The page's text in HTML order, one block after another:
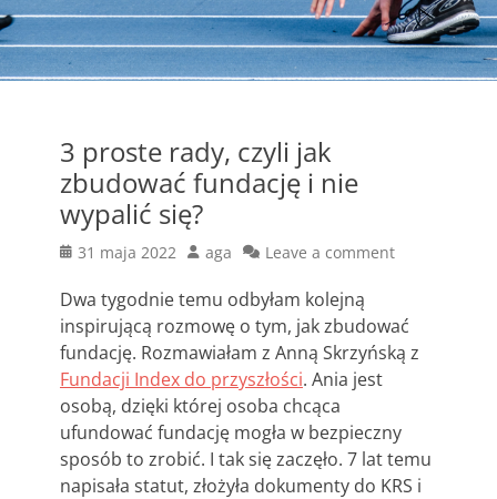
3 proste rady, czyli jak
zbudować fundację i nie
wypalić się?
Posted
31 maja 2022 Author
aga Leave a comment
Dwa tygodnie temu odbyłam kolejną
inspirującą rozmowę o tym, jak zbudować
fundację. Rozmawiałam z Anną Skrzyńską z
Fundacji Index do przyszłości. Ania jest
osobą, dzięki której osoba chcąca
ufundować fundację mogła w bezpieczny
sposób to zrobić. I tak się zaczęło. 7 lat temu
napisała statut, złożyła dokumenty do KRS i